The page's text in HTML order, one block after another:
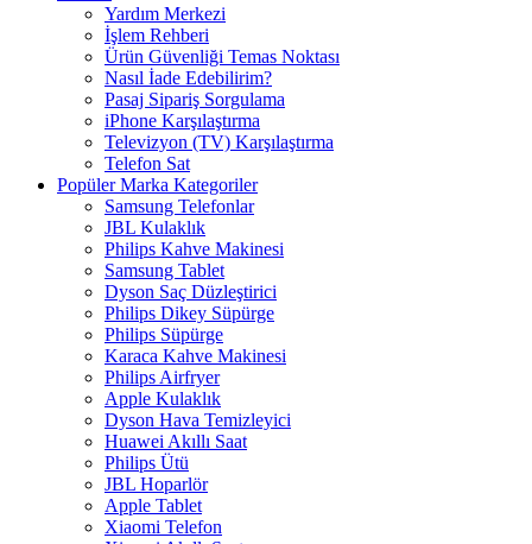
Yardım Merkezi
İşlem Rehberi
Ürün Güvenliği Temas Noktası
Nasıl İade Edebilirim?
Pasaj Sipariş Sorgulama
iPhone Karşılaştırma
Televizyon (TV) Karşılaştırma
Telefon Sat
Popüler Marka Kategoriler
Samsung Telefonlar
JBL Kulaklık
Philips Kahve Makinesi
Samsung Tablet
Dyson Saç Düzleştirici
Philips Dikey Süpürge
Philips Süpürge
Karaca Kahve Makinesi
Philips Airfryer
Apple Kulaklık
Dyson Hava Temizleyici
Huawei Akıllı Saat
Philips Ütü
JBL Hoparlör
Apple Tablet
Xiaomi Telefon